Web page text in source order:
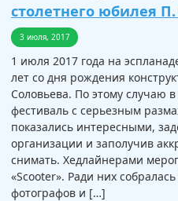
столетнего юбилея
3 июля, 2017
1 июля 2017 года на
лет со дня рождения
Соловьева. По этому случаю
фестиваль с серьезным
показались интересными,
организации и заполучив
снимать. Хедлайнерами
«Scooter». Ради них
фотографов и […]